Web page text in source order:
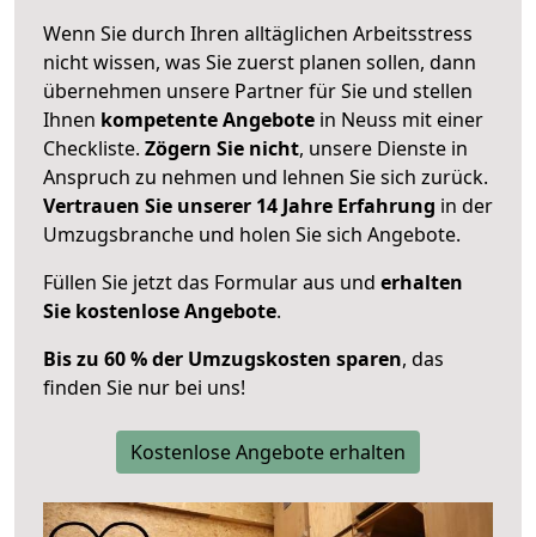
Wenn Sie durch Ihren alltäglichen Arbeitsstress
nicht wissen, was Sie zuerst planen sollen, dann
übernehmen unsere Partner für Sie und stellen
Ihnen kompetente Angebote in Neuss mit einer
Checkliste. Zögern Sie nicht, unsere Dienste in
Anspruch zu nehmen und lehnen Sie sich zurück.
Vertrauen Sie unserer 14 Jahre Erfahrung in der
Umzugsbranche und holen Sie sich Angebote.
Füllen Sie jetzt das Formular aus und erhalten
Sie kostenlose Angebote.
Bis zu 60 % der Umzugskosten sparen, das
finden Sie nur bei uns!
Kostenlose Angebote erhalten